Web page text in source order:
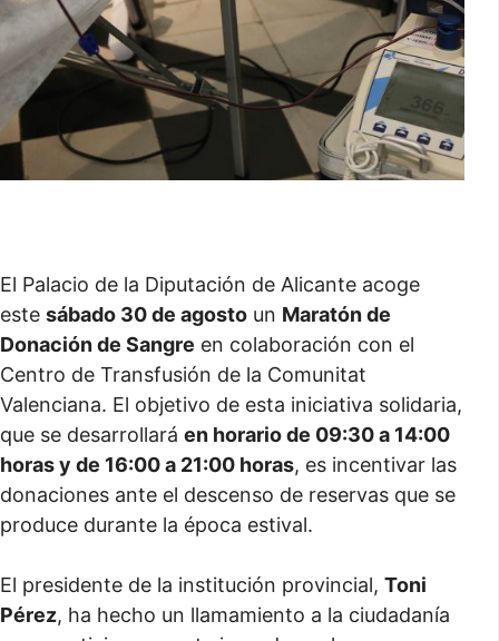
El Palacio de la Diputación de Alicante acoge
este sábado 30 de agosto un Maratón de
Donación de Sangre en colaboración con el
Centro de Transfusión de la Comunitat
Valenciana. El objetivo de esta iniciativa solidaria,
que se desarrollará en horario de 09:30 a 14:00
horas y de 16:00 a 21:00 horas, es incentivar las
donaciones ante el descenso de reservas que se
produce durante la época estival.
El presidente de la institución provincial, Toni
Pérez, ha hecho un llamamiento a la ciudadanía